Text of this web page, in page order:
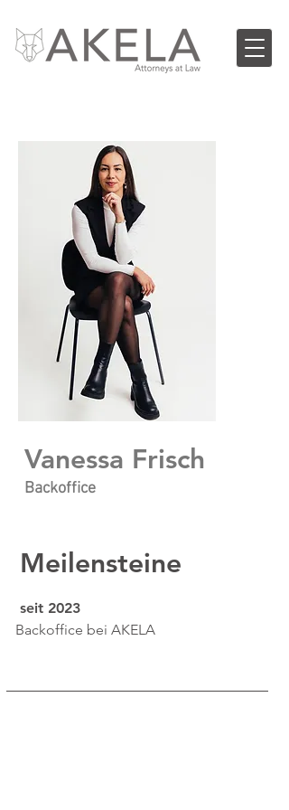
Vanessa Frisch
Backoffice
Meilensteine
seit 2023
Backoffice bei AKELA